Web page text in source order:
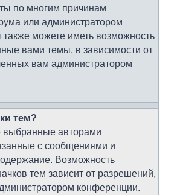
по многим причинам
или администратором
можете иметь возможность
вами темы, в зависимости от
вам администратором
тем?
выбранные авторами
с сообщениями и
Возможность
тем зависит от разрешений,
конференции.